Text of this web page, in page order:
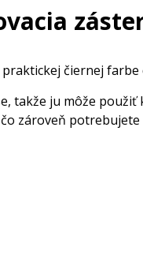
praktickej čiernej
takže ju môže
zároveň